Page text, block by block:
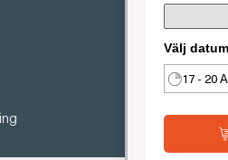
Välj datum
17 - 20